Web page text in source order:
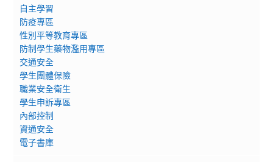
自主學習
防疫專區
性別平等教育專區
防制學生藥物濫用專區
交通安全
學生團體保險
職業安全衛生
學生申訴專區
內部控制
資通安全
電子書庫